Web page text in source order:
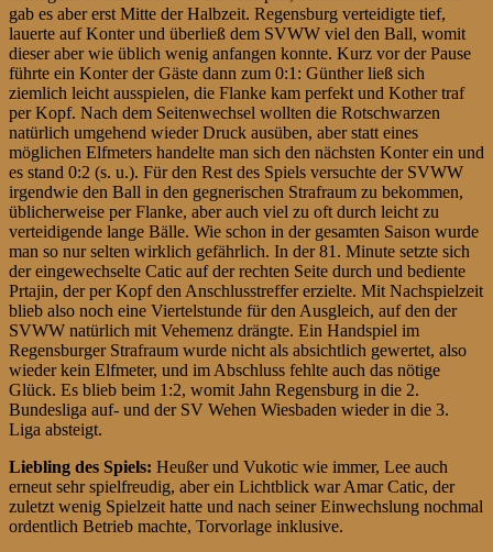
gab es aber erst Mitte der Halbzeit. Regensburg verteidigte tief,
lauerte auf Konter und überließ dem SVWW viel den Ball, womit
dieser aber wie üblich wenig anfangen konnte. Kurz vor der Pause
führte ein Konter der Gäste dann zum 0:1: Günther ließ sich
ziemlich leicht ausspielen, die Flanke kam perfekt und Kother traf
per Kopf. Nach dem Seitenwechsel wollten die Rotschwarzen
natürlich umgehend wieder Druck ausüben, aber statt eines
möglichen Elfmeters handelte man sich den nächsten Konter ein und
es stand 0:2 (s. u.). Für den Rest des Spiels versuchte der SVWW
irgendwie den Ball in den gegnerischen Strafraum zu bekommen,
üblicherweise per Flanke, aber auch viel zu oft durch leicht zu
verteidigende lange Bälle. Wie schon in der gesamten Saison wurde
man so nur selten wirklich gefährlich. In der 81. Minute setzte sich
der eingewechselte Catic auf der rechten Seite durch und bediente
Prtajin, der per Kopf den Anschlusstreffer erzielte. Mit Nachspielzeit
blieb also noch eine Viertelstunde für den Ausgleich, auf den der
SVWW natürlich mit Vehemenz drängte. Ein Handspiel im
Regensburger Strafraum wurde nicht als absichtlich gewertet, also
wieder kein Elfmeter, und im Abschluss fehlte auch das nötige
Glück. Es blieb beim 1:2, womit Jahn Regensburg in die 2.
Bundesliga auf- und der SV Wehen Wiesbaden wieder in die 3.
Liga absteigt.
Liebling des Spiels: Heußer und Vukotic wie immer, Lee auch
erneut sehr spielfreudig, aber ein Lichtblick war Amar Catic, der
zuletzt wenig Spielzeit hatte und nach seiner Einwechslung nochmal
ordentlich Betrieb machte, Torvorlage inklusive.